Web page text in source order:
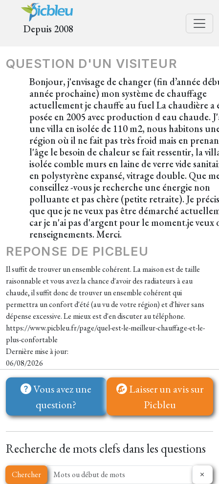
Depuis 2008
QUESTION D'UN VISITEUR
Bonjour, j'envisage de changer (fin d’année
année prochaine) mon système de chauffage
actuellement je chauffe au fuel La chaudière a
posée en 2005 avec production d eau chaude.
une villa en isolée de 110 m2, nous habitons
région où il ne fait pas très froid mais en
l'âge le besoin de chaleur se fait ressentir, la
isolée comble murs en laine de verre vide
en polystyrène expansé, vitrage double. Que
conseillez -vous je recherche une énergie non
polluante et pas chère (petite retraite). Je
que que je ne veux pas être démarché
car je n'ai pas d'argent pour le moment.je veux
renseignements. Merci.
REPONSE DE PICBLEU
Il suffit de trouver un ensemble cohérent. La maison est de taille
raisonnable et vous avez la chance d'avoir des radiateurs à eau
chaude, il suffit donc de trouver un ensemble cohérent qui
permettra un confort d'été (au vu de votre région) et d'hiver sans
dépense excessive. Le mieux est d'en discuter au téléphone.
https://www.picbleu.fr/page/quel-est-le-meilleur-chauffage-et-le-
plus-confortable
Dernière mise à jour:
06/08/2026
Vous avez une
question?
Laisser un avis sur
Picbleu
Recherche de mots clefs dans les questions
Chercher